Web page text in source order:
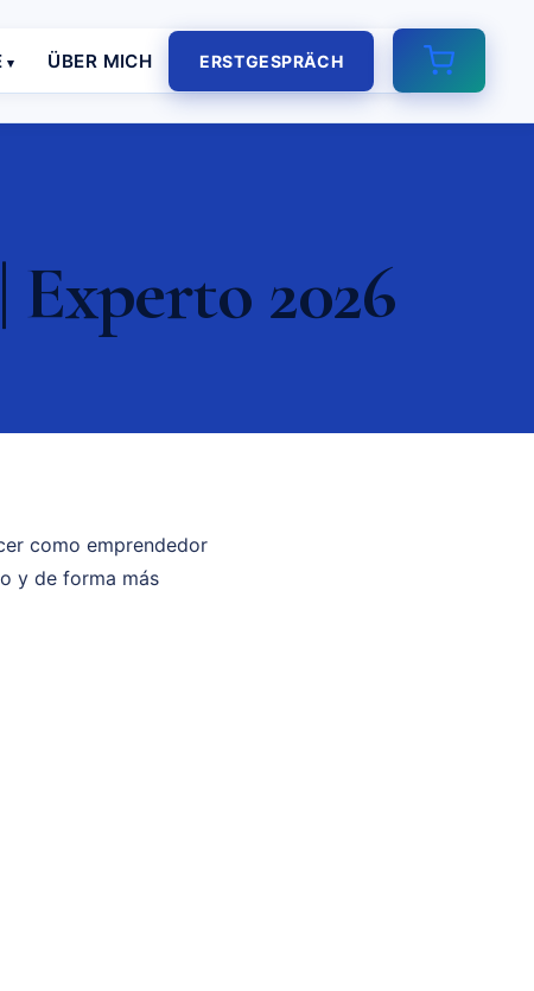
ÜBER MICH ERSTGESPRÄCH
2026
como emprendedor
y de forma más